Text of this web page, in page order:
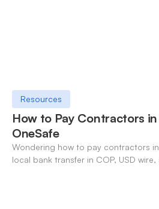
Resources
How to Pay Contractors
OneSafe
Wondering how to pay contractors
local bank transfer in COP, USD